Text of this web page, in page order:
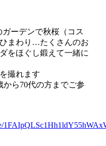
ーデンで秋桜（コス
まわり…たくさんのお
をほぐし鍛えて一緒に
撮れます
ら70代の方までご参